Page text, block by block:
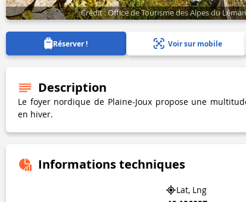
Crédit : Office de Tourisme des Alpes du
Réserver ! Voir sur mobile
Description
Le foyer nordique de Plaine-Joux propose une
en hiver.
Informations techniques
Lat, Lng